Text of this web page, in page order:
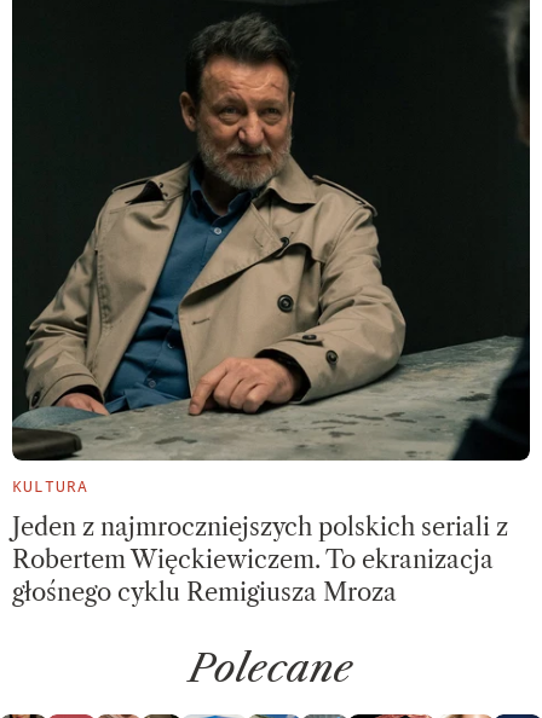
KULTURA
Jeden z najmroczniejszych polskich seriali z
Robertem Więckiewiczem. To ekranizacja
głośnego cyklu Remigiusza Mroza
Polecane